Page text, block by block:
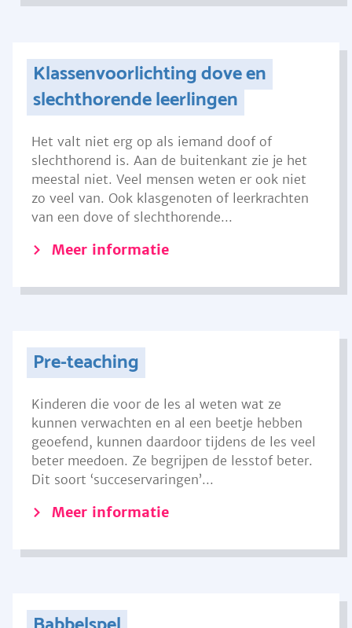
Klassenvoorlichting dove en
slechthorende leerlingen
Het valt niet erg op als iemand doof of
slechthorend is. Aan de buitenkant zie je het
meestal niet. Veel mensen weten er ook niet
zo veel van. Ook klasgenoten of leerkrachten
van een dove of slechthorende...
Meer informatie
Pre-teaching
Kinderen die voor de les al weten wat ze
kunnen verwachten en al een beetje hebben
geoefend, kunnen daardoor tijdens de les veel
beter meedoen. Ze begrijpen de lesstof beter.
Dit soort ‘succeservaringen’...
Meer informatie